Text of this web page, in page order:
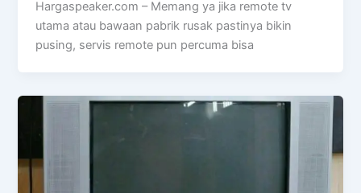
Hargaspeaker.com – Memang ya jika remote tv
utama atau bawaan pabrik rusak pastinya bikin
pusing, servis remote pun percuma bisa